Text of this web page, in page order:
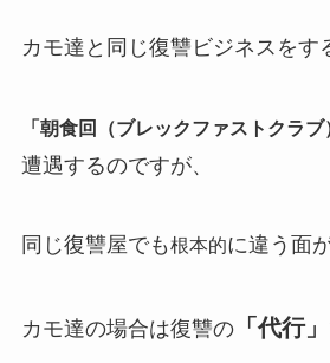
カモ達と同じ復讐ビジネスをす
「朝食回（ブレックファストクラブ
遭遇するのですが、
同じ復讐屋でも根本的に違う面
カモ達の場合は復讐の「代行」